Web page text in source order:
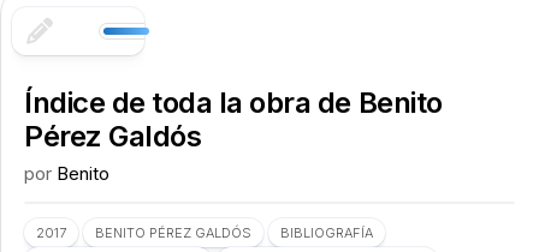
Índice de toda la obra de Benito
Pérez Galdós
por Benito
2017 BENITO PÉREZ GALDÓS
BIBLIOGRAFÍA